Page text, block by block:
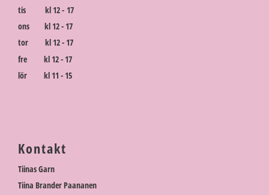
tis kl 12 - 17
ons kl 12 - 17
tor kl 12 - 17
fre kl 12 - 17
lör kl 11 - 15
Kontakt
Tiinas Garn
Tiina Brander Paananen